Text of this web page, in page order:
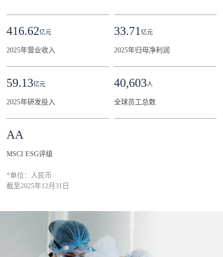
416.62亿元
2025年营业收入
33.71 亿元
2025年归母净利润
59.13亿元
2025年研发投入
40,603人
全球员工总数
AA
MSCI ESG评级
*单位：人民币
截至2025年12月31日